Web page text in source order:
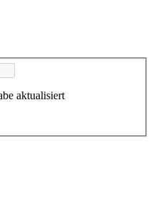
aktualisiert